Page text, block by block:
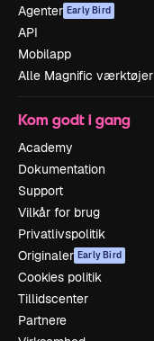
Agenter Early Bird
API
Mobilapp
Alle Magnific værktøjer
Kom godt i gang
Academy
Dokumentation
Support
Vilkår for brug
Privatlivspolitik
Originaler Early Bird
Cookies politik
Tillidscenter
Partnere